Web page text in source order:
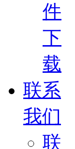
件
下
载
联系
我们
联